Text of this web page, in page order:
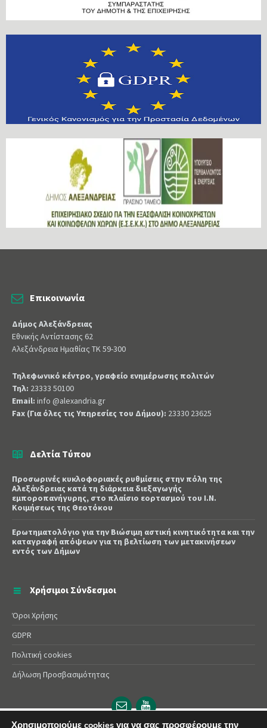
Επικοινωνία
Δήμος Αλεξάνδρειας
Εθνικής Αντίστασης 62
Αλεξάνδρεια Ημαθίας ΤΚ 59-300
Τηλεφωνικό κέντρο, γραφείο ενημέρωσης πολιτών
Τηλ: 23333 50100
Email: info @alexandria.gr
Fax (Για όλες τις Υπηρεσίες του Δήμου): 23330 23625
Δελτία Τύπου
Προσωρινές κυκλοφοριακές ρυθμίσεις στην πόλη της
Αλεξάνδρειας κατά τη διάρκεια διεξαγωγής
εμποροπανήγυρης, στο πλαίσιο εορτασμού του Ι.Ν.
Κοιμήσεως της Θεοτόκου
Ερωτηματολόγιο για την Βιώσιμη αστική κινητικότητα και την
καταγραφή απόψεων για τη βελτίωση των μετακινήσεων
εντός των Δήμων
Χρήσιμοι Σύνδεσμοι
Όροι Χρήσης
GDPR
Πολιτική cookies
Δήλωση Προσβασιμότητας
Email
url
YouTube
url
Χρησιμοποιούμε cookies για να σας προσφέρουμε την